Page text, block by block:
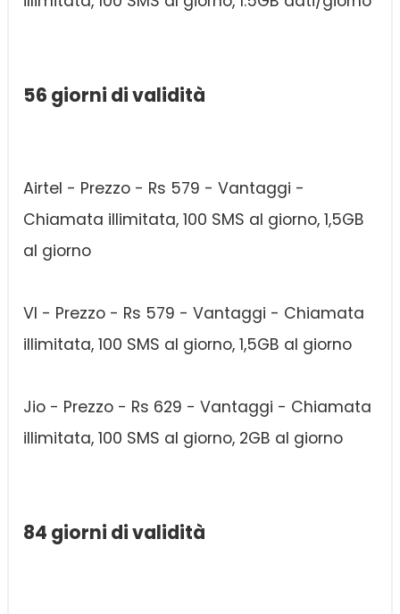
56 giorni di validità
Airtel - Prezzo - Rs 579 - Vantaggi -
Chiamata illimitata, 100 SMS al giorno, 1,5GB
al giorno
VI - Prezzo - Rs 579 - Vantaggi - Chiamata
illimitata, 100 SMS al giorno, 1,5GB al giorno
Jio - Prezzo - Rs 629 - Vantaggi - Chiamata
illimitata, 100 SMS al giorno, 2GB al giorno
84 giorni di validità